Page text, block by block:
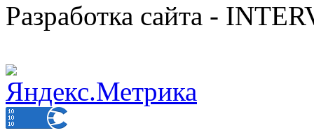
Разработка сайта -